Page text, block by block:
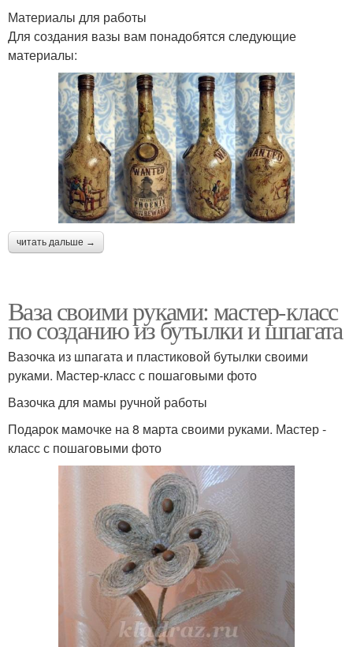
Материалы для работы
Для создания вазы вам понадобятся следующие
материалы:
читать дальше →
Ваза своими руками: мастер-класс
по созданию из бутылки и шпагата
Вазочка из шпагата и пластиковой бутылки своими
руками. Мастер-класс с пошаговыми фото
Вазочка для мамы ручной работы
Подарок мамочке на 8 марта своими руками. Мастер -
класс с пошаговыми фото